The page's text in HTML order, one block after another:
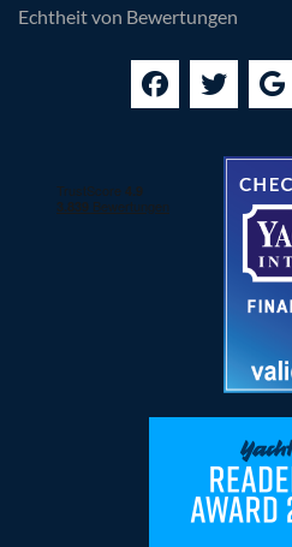
Echtheit von Bewertungen